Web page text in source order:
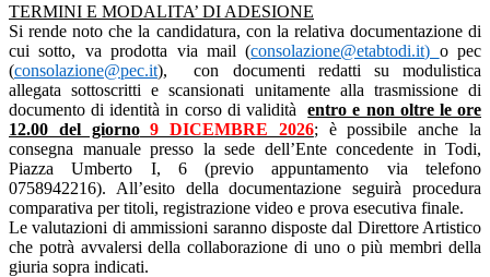
TERMINI E MODALITA’ DI ADESIONE
Si rende noto che la candidatura, con la relativa documentazione di
cui sotto, va prodotta via mail (consolazione@etabtodi.it) o pec
(consolazione@pec.it), con documenti redatti su modulistica
allegata sottoscritti e scansionati unitamente alla trasmissione di
documento di identità in corso di validitàentro e non oltre le ore
12.00 del giorno9 DICEMBRE 2026; è possibile anche la
consegna manuale presso la sede dell’Ente concedente in Todi,
Piazza Umberto I, 6 (previo appuntamento via telefono
0758942216). All’esito della documentazione seguirà procedura
comparativa per titoli, registrazione video e prova esecutiva finale.
Le valutazioni di ammissioni saranno disposte dal Direttore Artistico
che potrà avvalersi della collaborazione di uno o più membri della
giuria sopra indicati.